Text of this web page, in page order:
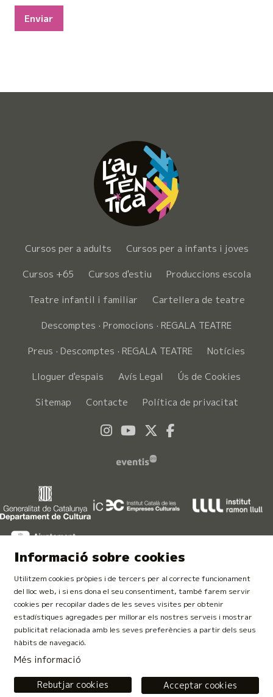
Enviar
Cursos per a adults
Cursos per a infants i joves
Cursos +65
Cursos d'estiu
Produccions escola
Teatre infantil i familiar
Cartellera de teatre
Descomptes · Promocions · REGALA TEATRE
Preus · Descomptes · REGALA TEATRE
Notícies
Lloguer d'espais
Avís Legal
Ús de Cookies
Sitemap
Contacte Política de privacitat
Link a instagram
Link a youtube
Link a twitter
Finançat per la Unió Europea. NextGeneration EU
Informació sobre cookies
Utilitzem cookies pròpies i de tercers per al correcte funcionament
del lloc web, i si ens dona el seu consentiment, també farem servir
cookies per recopilar dades de les seves visites per obtenir
estadístiques agregades per millorar els nostres serveis i mostrar
publicitat relacionada amb les seves preferències a partir dels seus
hàbits de navegació.
Més informació
Acceptar cookies
Rebutjar cookies